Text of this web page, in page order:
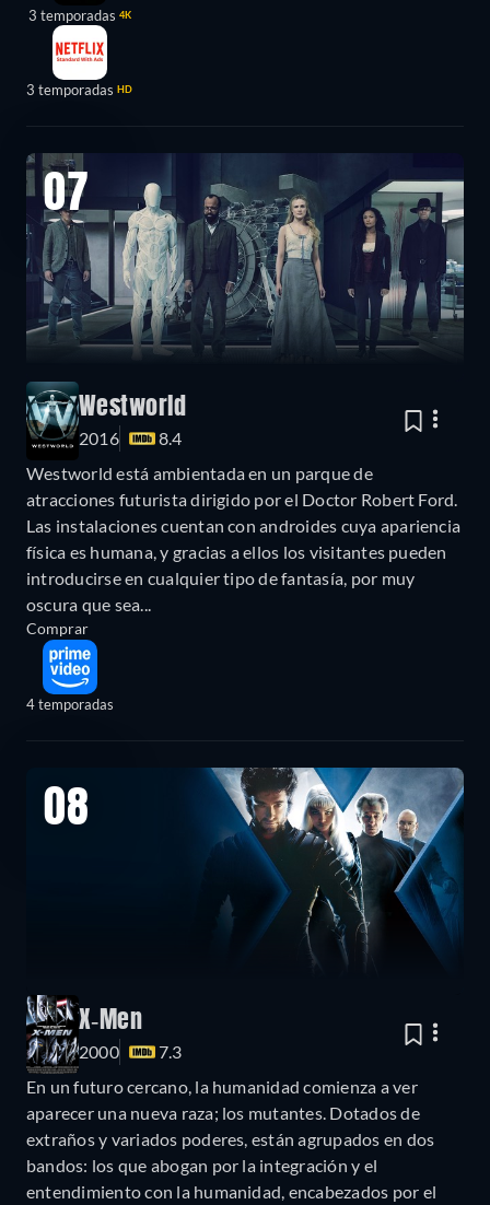
3 temporadas 4K
3 temporadas HD
07
Westworld
2016
8.4
Westworld está ambientada en un parque de
atracciones futurista dirigido por el Doctor Robert Ford.
Las instalaciones cuentan con androides cuya apariencia
física es humana, y gracias a ellos los visitantes pueden
introducirse en cualquier tipo de fantasía, por muy
oscura que sea...
Comprar
4 temporadas
08
X-Men
2000
7.3
En un futuro cercano, la humanidad comienza a ver
aparecer una nueva raza; los mutantes. Dotados de
extraños y variados poderes, están agrupados en dos
bandos: los que abogan por la integración y el
entendimiento con la humanidad, encabezados por el